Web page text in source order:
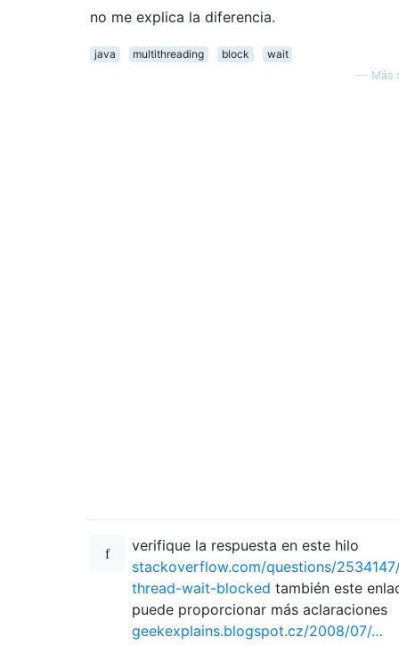
no me explica la diferencia.
java multithreading block
wait
— Más
verifique la respuesta en este hilo
stackoverflow.com/questions/
thread-wait-blocked también este
puede proporcionar más aclaraciones
geekexplains.blogspot.cz/2008/07/…